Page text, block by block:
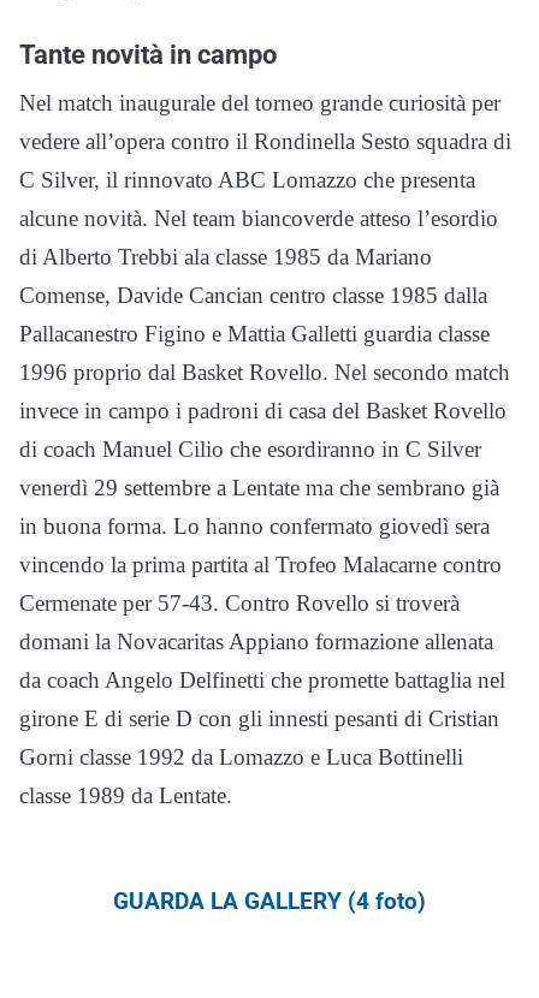
Tante novità in campo
Nel match inaugurale del torneo grande curiosità per
vedere all’opera contro il Rondinella Sesto squadra di
C Silver, il rinnovato ABC Lomazzo che presenta
alcune novità. Nel team biancoverde atteso l’esordio
di Alberto Trebbi ala classe 1985 da Mariano
Comense, Davide Cancian centro classe 1985 dalla
Pallacanestro Figino e Mattia Galletti guardia classe
1996 proprio dal Basket Rovello. Nel secondo match
invece in campo i padroni di casa del Basket Rovello
di coach Manuel Cilio che esordiranno in C Silver
venerdì 29 settembre a Lentate ma che sembrano già
in buona forma. Lo hanno confermato giovedì sera
vincendo la prima partita al Trofeo Malacarne contro
Cermenate per 57-43. Contro Rovello si troverà
domani la Novacaritas Appiano formazione allenata
da coach Angelo Delfinetti che promette battaglia nel
girone E di serie D con gli innesti pesanti di Cristian
Gorni classe 1992 da Lomazzo e Luca Bottinelli
classe 1989 da Lentate.
GUARDA LA GALLERY (4 foto)